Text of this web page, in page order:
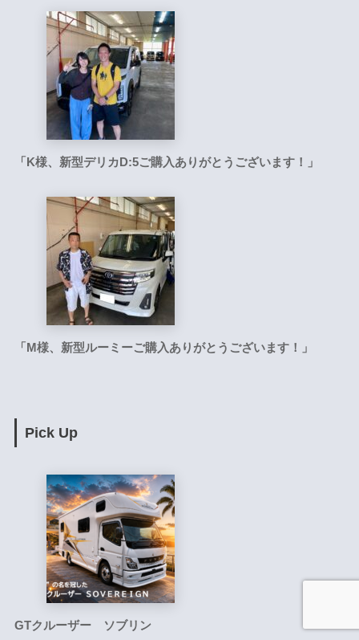
「K様、新型デリカD:5ご購入ありがとうございます！」
「M様、新型ルーミーご購入ありがとうございます！」
Pick Up
GTクルーザー ソブリン